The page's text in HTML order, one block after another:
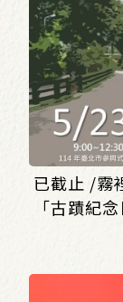
已截止 /霧
「古蹟紀